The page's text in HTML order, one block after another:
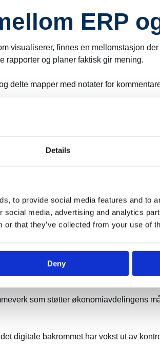
Details
to provide social media features and to
social media, advertising and analytics
or that they’ve collected from your use of
Deny
ERP
visualiserer, finnes en mellomstasjon
rapporter og planer faktisk gir mening.
delte mapper med notater for
forholde seg til større mengde data,
digitale bakrommet.
logikk. Nyansene i tallenes
på det
ut av
som skjer i bakrommet er ikke tilfeldig.
virksomheten ut og inn. Løsningene
som støtter økonomiavdelingens
digitale bakrommet har vokst ut av